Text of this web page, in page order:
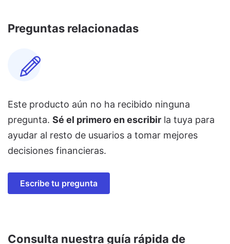
Preguntas relacionadas
Este producto aún no ha recibido ninguna
pregunta. Sé el primero en escribir la tuya para
ayudar al resto de usuarios a tomar mejores
decisiones financieras.
Escribe tu pregunta
Consulta nuestra guía rápida de